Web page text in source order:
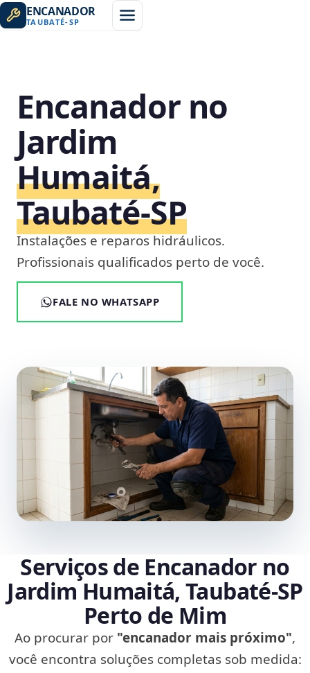
ENCANADOR
TAUBATÉ-SP
Encanador no
Jardim
Humaitá,
Taubaté‑SP
Instalações e reparos hidráulicos.
Profissionais qualificados perto de você.
FALE NO WHATSAPP
Serviços de Encanador no
Jardim Humaitá, Taubaté‑SP
Perto de Mim
Ao procurar por "encanador mais próximo",
você encontra soluções completas sob medida: